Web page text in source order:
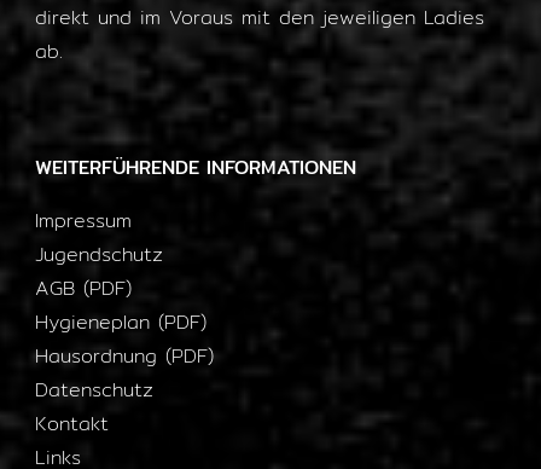
direkt und im Voraus mit den jeweiligen Ladies
ab.
WEITERFÜHRENDE INFORMATIONEN
Impressum
Jugendschutz
AGB (PDF)
Hygieneplan (PDF)
Hausordnung (PDF)
Datenschutz
Kontakt
Links